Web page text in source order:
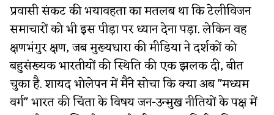
प्रवासी संकट की भयावहता का मतलब था कि टेलीविजन
समाचारों को भी इस पीड़ा पर ध्यान देना पड़ा. लेकिन वह
क्षणभंगुर क्षण, जब मुख्यधारा की मीडिया ने दर्शकों को
बहुसंख्यक भारतीयों की स्थिति की एक झलक दी, बीत
चुका है. शायद भोलेपन में मैंने सोचा कि क्या अब "मध्यम
वर्ग" भारत की चिंता के विषय जन-उन्मुख नीतियों के पक्ष में